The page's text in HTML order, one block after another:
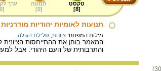
טקסט
[
8
]
תמונה
[
0
]
ערך
[
תנועות לאומיות יהודיות
מילות המפתח: ציונות שלילת הגולה
המאמר בוחן את ההתייחסות הציונית
והתרבותית של העם היהודי. אבל